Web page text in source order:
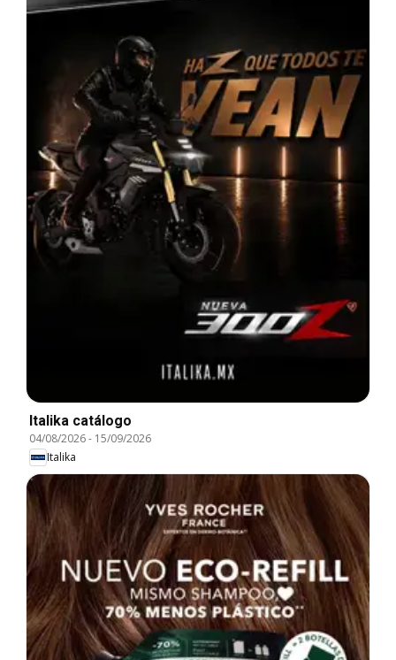
Italika catálogo
04/08/2026- 15/09/2026
Italika